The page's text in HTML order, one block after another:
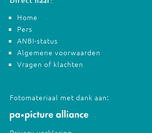
Home
Pers
ANBI-status
Algemene voorwaarden
Vragen of klachten
Fotomateriaal met dank aan: